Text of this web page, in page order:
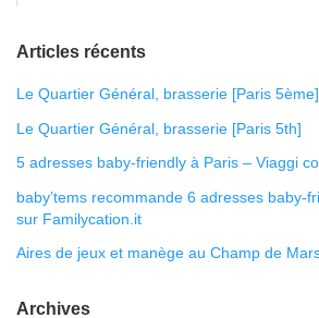
Articles récents
Le Quartier Général, brasserie [Paris 5ème]
Le Quartier Général, brasserie [Paris 5th]
5 adresses baby-friendly à Paris – Viaggi
baby’tems recommande 6 adresses baby-
sur Familycation.it
Aires de jeux et manège au Champ de
Archives